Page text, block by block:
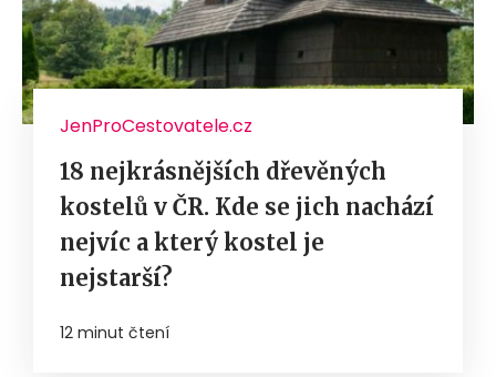
JenProCestovatele.cz
18 nejkrásnějších dřevěných
kostelů v ČR. Kde se jich nachází
nejvíc a který kostel je
nejstarší?
12 minut čtení